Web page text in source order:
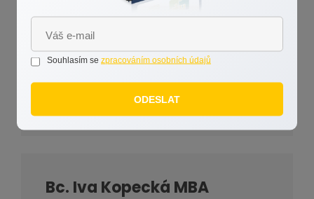
Bc. Iva Kopecká MBA
Souhlasím se zpracováním osobních údajů
ODESLAT